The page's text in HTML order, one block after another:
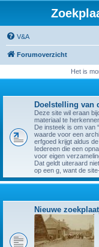
V&A
Forumoverzicht
Het is
Doelstelling van
Deze site wil eraan
materiaal te
De insteek is om van
waarde voor een
erfgoed krijgt aldus
Iedereen die een
voor eigen
Dat geldt uiteraard
op een g, want de
Nieuwe